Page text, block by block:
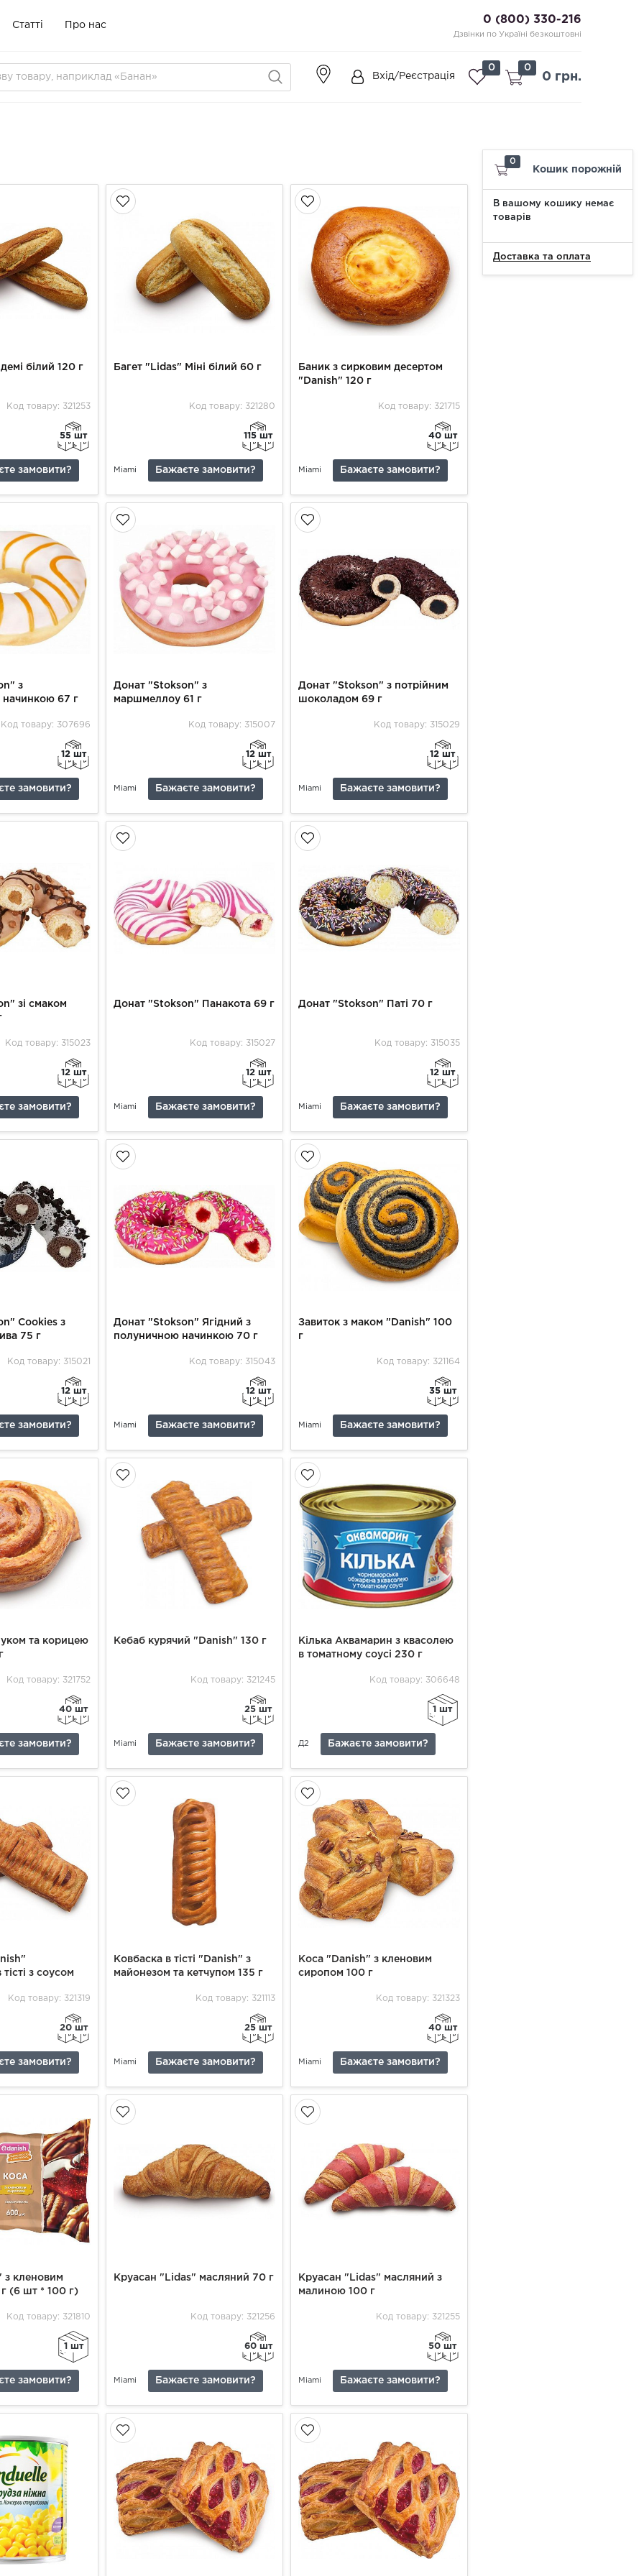
Статті Про нас
0 (800) 330-216
Дзвінки по Україні безкоштовні
Вхід/Реєстрація
0 0
0 грн.
білий 120 г
Код товару: 321253
55 шт
замовити?
Багет "Lidas" Міні білий 60 г
Код товару: 321280
115 шт
Miami Бажаєте замовити?
Баник з сирковим десертом
"Danish" 120 г
Код товару: 321715
40 шт
Miami Бажаєте замовити?
з
67 г
Код товару: 307696
12 шт
замовити?
Донат "Stokson" з
маршмеллоу 61 г
Код товару: 315007
12 шт
Miami Бажаєте замовити?
Донат "Stokson" з потрійним
шоколадом 69 г
Код товару: 315029
12 шт
Miami Бажаєте замовити?
зі смаком
Код товару: 315023
12 шт
замовити?
Донат "Stokson" Панакота 69 г
Код товару: 315027
12 шт
Miami Бажаєте замовити?
Донат "Stokson" Паті 70 г
Код товару: 315035
12 шт
Miami Бажаєте замовити?
Сооkies з
75 г
Код товару: 315021
12 шт
замовити?
Донат "Stokson" Ягідний з
полуничною начинкою 70 г
Код товару: 315043
12 шт
Miami Бажаєте замовити?
Завиток з маком "Danish" 100
г
Код товару: 321164
35 шт
Miami Бажаєте замовити?
та корицею
Код товару: 321752
40 шт
замовити?
Кебаб курячий "Danish" 130 г
Код товару: 321245
25 шт
Miami Бажаєте замовити?
Кілька Аквамарин з квасолею
в томатному соусі 230 г
Код товару: 306648
1 шт
Д2 Бажаєте замовити?
з соусом
Код товару: 321319
20 шт
замовити?
Ковбаска в тісті "Danish" з
майонезом та кетчупом 135 г
Код товару: 321113
25 шт
Miami Бажаєте замовити?
Коса "Danish" з кленовим
сиропом 100 г
Код товару: 321323
40 шт
Miami Бажаєте замовити?
з кленовим
(6 шт * 100 г)
Код товару: 321810
1 шт
замовити?
Круасан "Lidas" масляний 70 г
Код товару: 321256
60 шт
Miami Бажаєте замовити?
Круасан "Lidas" масляний з
малиною 100 г
Код товару: 321255
50 шт
Miami Бажаєте замовити?
0
Кошик порожній
В вашому кошику немає
товарів
Доставка та оплата